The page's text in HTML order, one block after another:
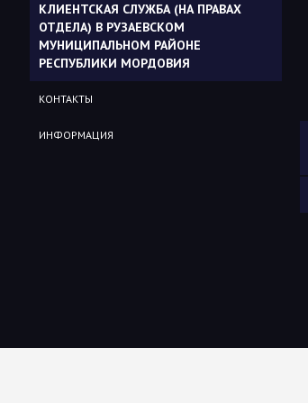
КЛИЕНТСКАЯ СЛУЖБА (НА ПРАВАХ
ОТДЕЛА) В РУЗАЕВСКОМ
МУНИЦИПАЛЬНОМ РАЙОНЕ
РЕСПУБЛИКИ МОРДОВИЯ
КОНТАКТЫ
ИНФОРМАЦИЯ